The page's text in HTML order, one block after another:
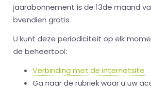
jaarabonnement is de 13de maand
bvendien gratis.
U kunt deze periodiciteit op elk
de beheertool:
Verbinding met de internetsite
Ga naar de rubriek waar u uw